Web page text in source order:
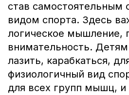
став самостоятельным
видом спорта. Здесь
логическое мышление,
внимательность.
лазить, карабкаться,
физиологичный вид
для всех групп мышц,